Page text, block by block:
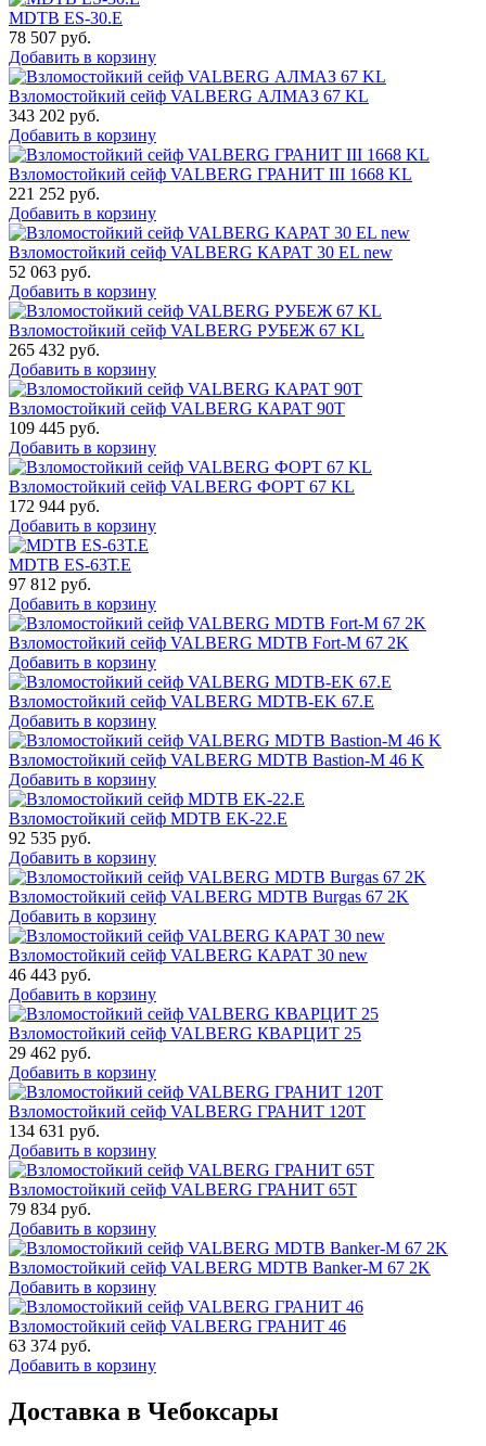
MDTB ES-30.Е
78 507 руб.
Добавить в корзину
Взломостойкий сейф VALBERG АЛМАЗ 67 KL
343 202 руб.
Добавить в корзину
Взломостойкий сейф VALBERG ГРАНИТ III 1668 KL
221 252 руб.
Добавить в корзину
Взломостойкий сейф VALBERG КАРАТ 30 EL new
52 063 руб.
Добавить в корзину
Взломостойкий сейф VALBERG РУБЕЖ 67 KL
265 432 руб.
Добавить в корзину
Взломостойкий сейф VALBERG КАРАТ 90T
109 445 руб.
Добавить в корзину
Взломостойкий сейф VALBERG ФОРТ 67 KL
172 944 руб.
Добавить в корзину
MDTB ES-63Т.Е
97 812 руб.
Добавить в корзину
Взломостойкий сейф VALBERG MDTB Fort-M 67 2K
Добавить в корзину
Взломостойкий сейф VALBERG MDTB-EK 67.E
Добавить в корзину
Взломостойкий сейф VALBERG MDTB Bastion-M 46 K
Добавить в корзину
Взломостойкий сейф MDTB EK-22.E
92 535 руб.
Добавить в корзину
Взломостойкий сейф VALBERG MDTB Burgas 67 2K
Добавить в корзину
Взломостойкий сейф VALBERG КАРАТ 30 new
46 443 руб.
Добавить в корзину
Взломостойкий сейф VALBERG КВАРЦИТ 25
29 462 руб.
Добавить в корзину
Взломостойкий сейф VALBERG ГРАНИТ 120Т
134 631 руб.
Добавить в корзину
Взломостойкий сейф VALBERG ГРАНИТ 65Т
79 834 руб.
Добавить в корзину
Взломостойкий сейф VALBERG MDTB Banker-M 67 2K
Добавить в корзину
Взломостойкий сейф VALBERG ГРАНИТ 46
63 374 руб.
Добавить в корзину
Доставка в Чебоксары